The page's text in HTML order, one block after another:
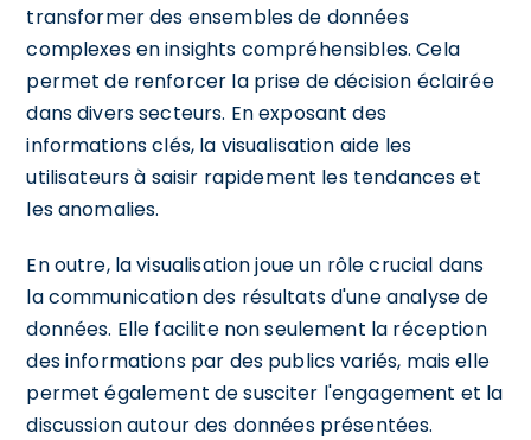
transformer des ensembles de données
complexes en insights compréhensibles. Cela
permet de renforcer la prise de décision éclairée
dans divers secteurs. En exposant des
informations clés, la visualisation aide les
utilisateurs à saisir rapidement les tendances et
les anomalies.
En outre, la visualisation joue un rôle crucial dans
la communication des résultats d'une analyse de
données. Elle facilite non seulement la réception
des informations par des publics variés, mais elle
permet également de susciter l'engagement et la
discussion autour des données présentées.